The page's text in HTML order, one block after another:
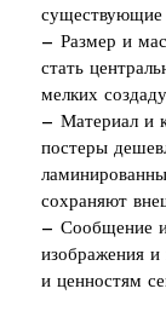
существующие
— Размер и
стать
мелких
— Материал и
постеры
сохраняют
— Сообщение
изображения и
и ценностям